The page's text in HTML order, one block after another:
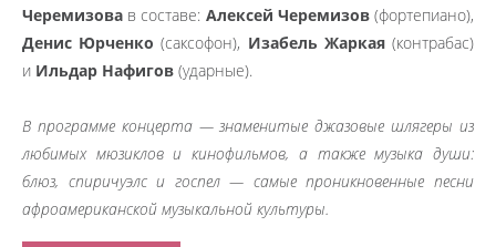
Черемизова в составе: Алексей Черемизов(фортепиано),
Денис Юрченко (саксофон), Изабель Жаркая(контрабас)
и Ильдар Нафигов (ударные).
В программе концерта — знаменитые джазовые шлягеры из
любимых мюзиклов и кинофильмов, а также музыка души:
блюз, спиричуэлс и госпел — самые проникновенные песни
афроамериканской музыкальной культуры.